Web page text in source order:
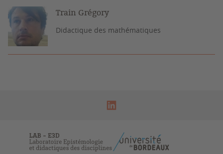
Train Grégory
Didactique des mathématiques